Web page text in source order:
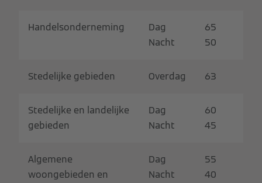
Handelsonderneming
Dag
Nacht
65
50
Stedelijke gebieden Overdag 63
Stedelijke en landelijke
gebieden
Dag
Nacht
60
45
Algemene
woongebieden en
Dag
Nacht
55
40